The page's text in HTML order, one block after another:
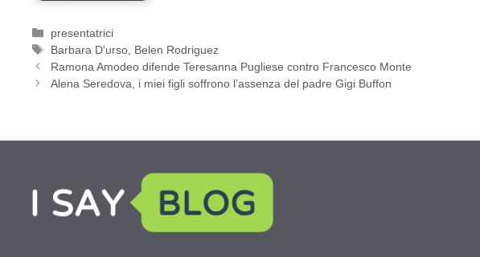
Categorie
presentatrici
Tag
Barbara D'urso Belen Rodriguez
Ramona Amodeo difende Teresanna Pugliese contro Francesco Monte
Alena Seredova, i miei figli soffrono l’assenza del padre Gigi Buffon